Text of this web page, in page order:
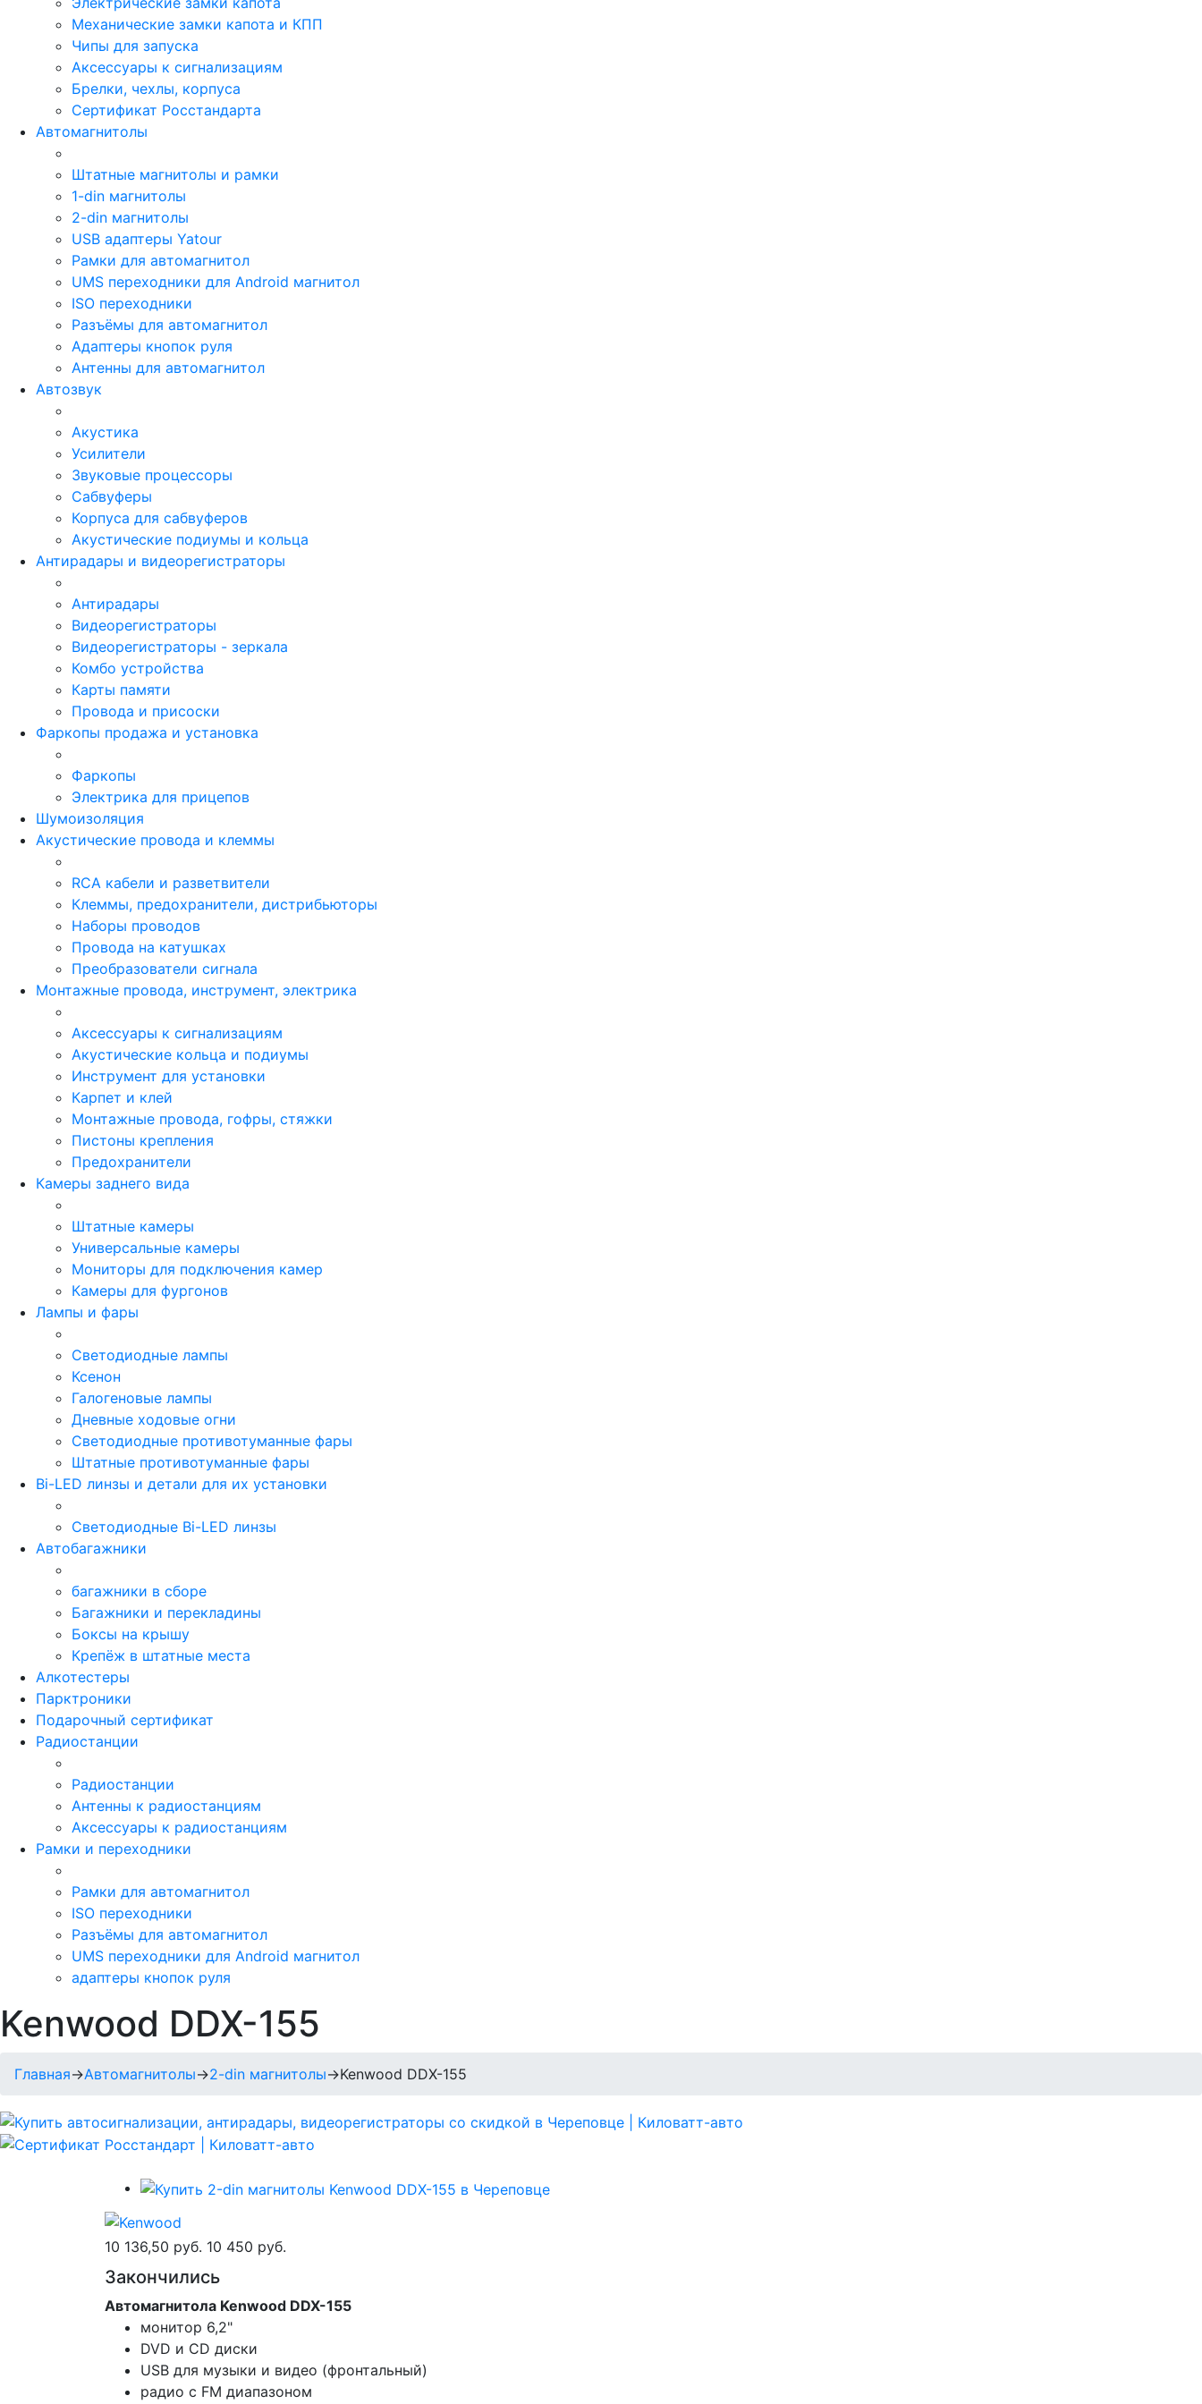
Механические замки капота и КПП
Чипы для запуска
Аксессуары к сигнализациям
Брелки, чехлы, корпуса
Сертификат Росстандарта
Автомагнитолы
Штатные магнитолы и рамки
1-din магнитолы
2-din магнитолы
USB адаптеры Yatour
Рамки для автомагнитол
UMS переходники для Android магнитол
ISO переходники
Разъёмы для автомагнитол
Адаптеры кнопок руля
Антенны для автомагнитол
Автозвук
Акустика
Усилители
Звуковые процессоры
Сабвуферы
Корпуса для сабвуферов
Акустические подиумы и кольца
Антирадары и видеорегистраторы
Антирадары
Видеорегистраторы
Видеорегистраторы - зеркала
Комбо устройства
Карты памяти
Провода и присоски
Фаркопы продажа и установка
Фаркопы
Электрика для прицепов
Шумоизоляция
Акустические провода и клеммы
RCA кабели и разветвители
Клеммы, предохранители, дистрибьюторы
Наборы проводов
Провода на катушках
Преобразователи сигнала
Монтажные провода, инструмент, электрика
Аксессуары к сигнализациям
Акустические кольца и подиумы
Инструмент для установки
Карпет и клей
Монтажные провода, гофры, стяжки
Пистоны крепления
Предохранители
Камеры заднего вида
Штатные камеры
Универсальные камеры
Мониторы для подключения камер
Камеры для фургонов
Лампы и фары
Светодиодные лампы
Ксенон
Галогеновые лампы
Дневные ходовые огни
Светодиодные противотуманные фары
Штатные противотуманные фары
Bi-LED линзы и детали для их установки
Светодиодные Bi-LED линзы
Автобагажники
багажники в сборе
Багажники и перекладины
Боксы на крышу
Крепёж в штатные места
Алкотестеры
Парктроники
Подарочный сертификат
Радиостанции
Радиостанции
Антенны к радиостанциям
Аксессуары к радиостанциям
Рамки и переходники
Рамки для автомагнитол
ISO переходники
Разъёмы для автомагнитол
UMS переходники для Android магнитол
адаптеры кнопок руля
Kenwood DDX-155
Главная→Автомагнитолы→2-din магнитолы→Kenwood DDX-155
10 136,50 руб. 10 450 руб.
Закончились
Автомагнитола Kenwood DDX-155
монитор 6,2"
DVD и CD диски
USB для музыки и видео (фронтальный)
радио с FM диапазоном